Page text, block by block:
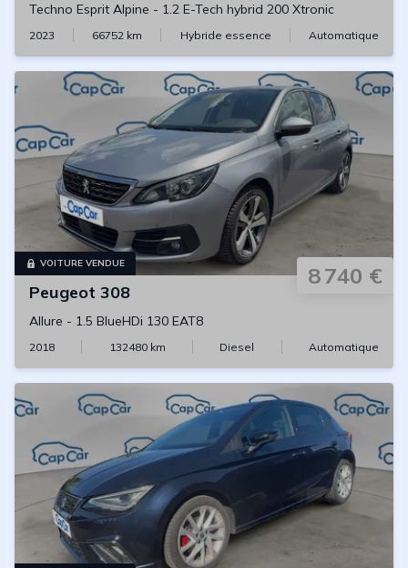
Techno Esprit Alpine - 1.2 E-Tech hybrid 200 Xtronic
2023 66752 km Hybride essence Automatique
VOITURE VENDUE 8 740 €
Peugeot 308
Allure - 1.5 BlueHDi 130 EAT8
2018 132480km Diesel Automatique